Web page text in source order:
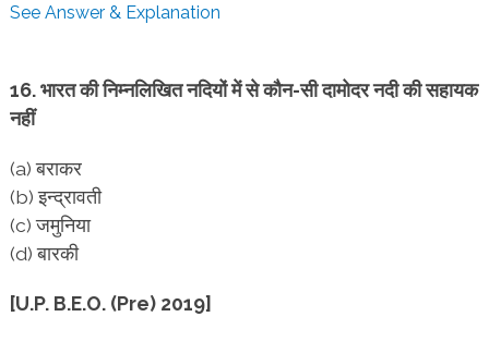
See Answer & Explanation
16. भारत की निम्नलिखित नदियों में से कौन-सी दामोदर नदी की सहायक
नहीं
(a) बराकर
(b) इन्द्रावती
(c) जमुनिया
(d) बारकी
[U.P. B.E.O. (Pre) 2019]